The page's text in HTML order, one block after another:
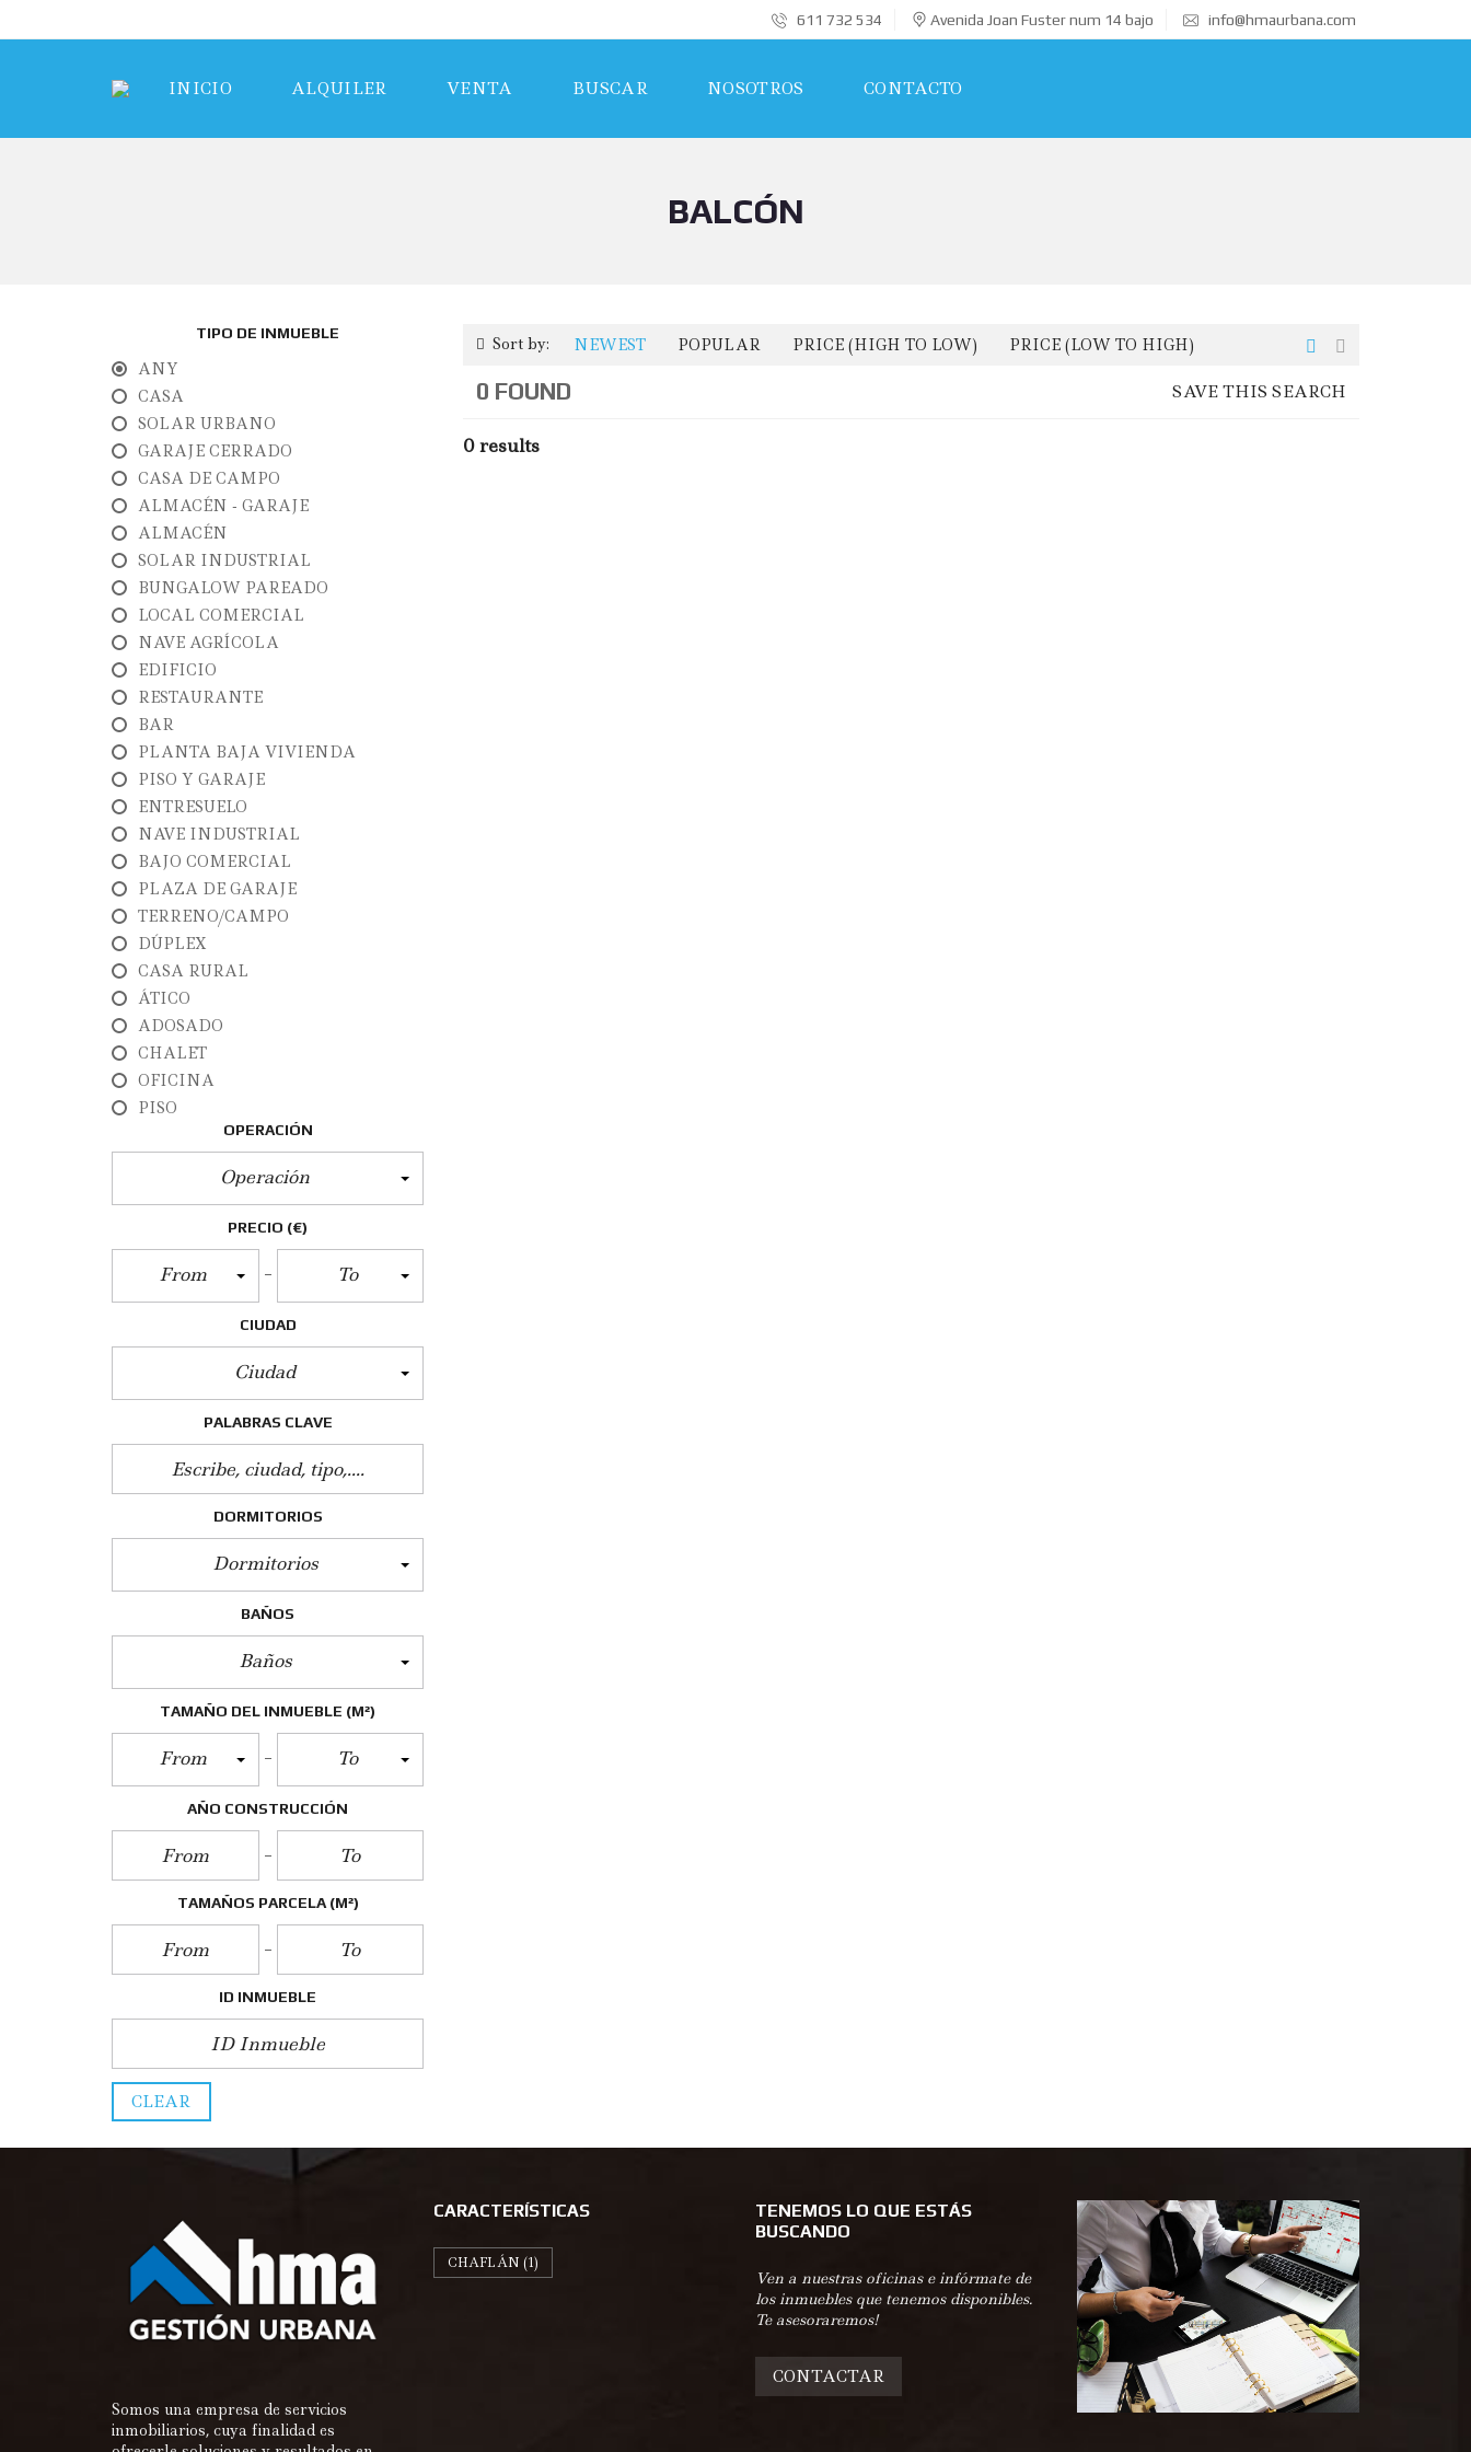
611 732 534 Avenida Joan Fuster num 14 bajo info@hmaurbana.com
INICIO ALQUILER VENTA BUSCAR NOSOTROS CONTACTO
BALCÓN
TIPO DE INMUEBLE
ANY
CASA
SOLAR URBANO
GARAJE CERRADO
CASA DE CAMPO
ALMACÉN - GARAJE
ALMACÉN
SOLAR INDUSTRIAL
BUNGALOW PAREADO
LOCAL COMERCIAL
NAVE AGRÍCOLA
EDIFICIO
RESTAURANTE
BAR
PLANTA BAJA VIVIENDA
PISO Y GARAJE
ENTRESUELO
NAVE INDUSTRIAL
BAJO COMERCIAL
PLAZA DE GARAJE
TERRENO/CAMPO
DÚPLEX
CASA RURAL
ÁTICO
ADOSADO
CHALET
OFICINA
PISO
OPERACIÓN
Operación
PRECIO (€)
From To
CIUDAD
Ciudad
PALABRAS CLAVE
DORMITORIOS
Dormitorios
BAÑOS
Baños
TAMAÑO DEL INMUEBLE (M²)
From To
AÑO CONSTRUCCIÓN
TAMAÑOS PARCELA (M²)
ID INMUEBLE
CLEAR
Sort by: NEWEST POPULAR PRICE (HIGH TO LOW) PRICE (LOW TO HIGH)
SAVE THIS SEARCH
0 FOUND
0 results
Somos una empresa de servicios
inmobiliarios, cuya finalidad es
CARACTERÍSTICAS
CHAFLÁN (1)
TENEMOS LO QUE ESTÁS
BUSCANDO
Ven a nuestras oficinas e infórmate de
los inmuebles que tenemos disponibles.
Te asesoraremos!
CONTACTAR